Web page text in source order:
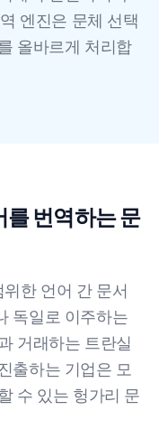
엔진은 문체 선택
올바르게 처리합
번역하는 문
한 언어 간 문서
독일로 이주하는
거래하는 트란실
출하는 기업은 모
수 있는 헝가리 문